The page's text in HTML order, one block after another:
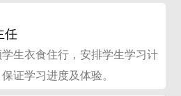
任
学生衣食住行，安排学生学习计
证学习进度及体验。